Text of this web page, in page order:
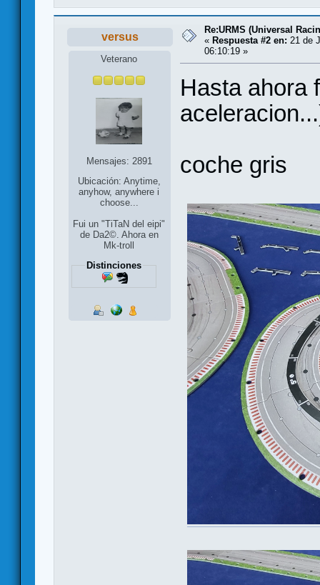
versus
Veterano
Mensajes: 2891
Ubicación: Anytime,
anyhow, anywhere i
choose...
Fui un "TiTaN del eipi"
de Da2©. Ahora en
Mk-troll
Distinciones
Re:URMS (Universal
« Respuesta #2 en: 21 de
06:10:19 »
Hasta ahora
coche gris